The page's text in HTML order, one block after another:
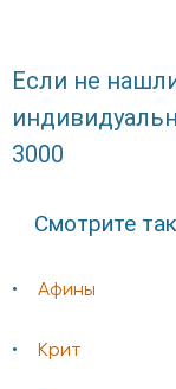
Если не
3000
Смотрите
Афины
Крит